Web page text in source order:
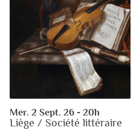
Mer. 2 Sept. 26 - 20h
Liège / Société littéraire